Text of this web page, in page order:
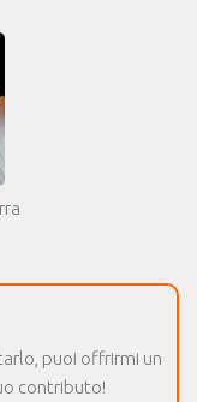
puoi offrirmi un
contributo!